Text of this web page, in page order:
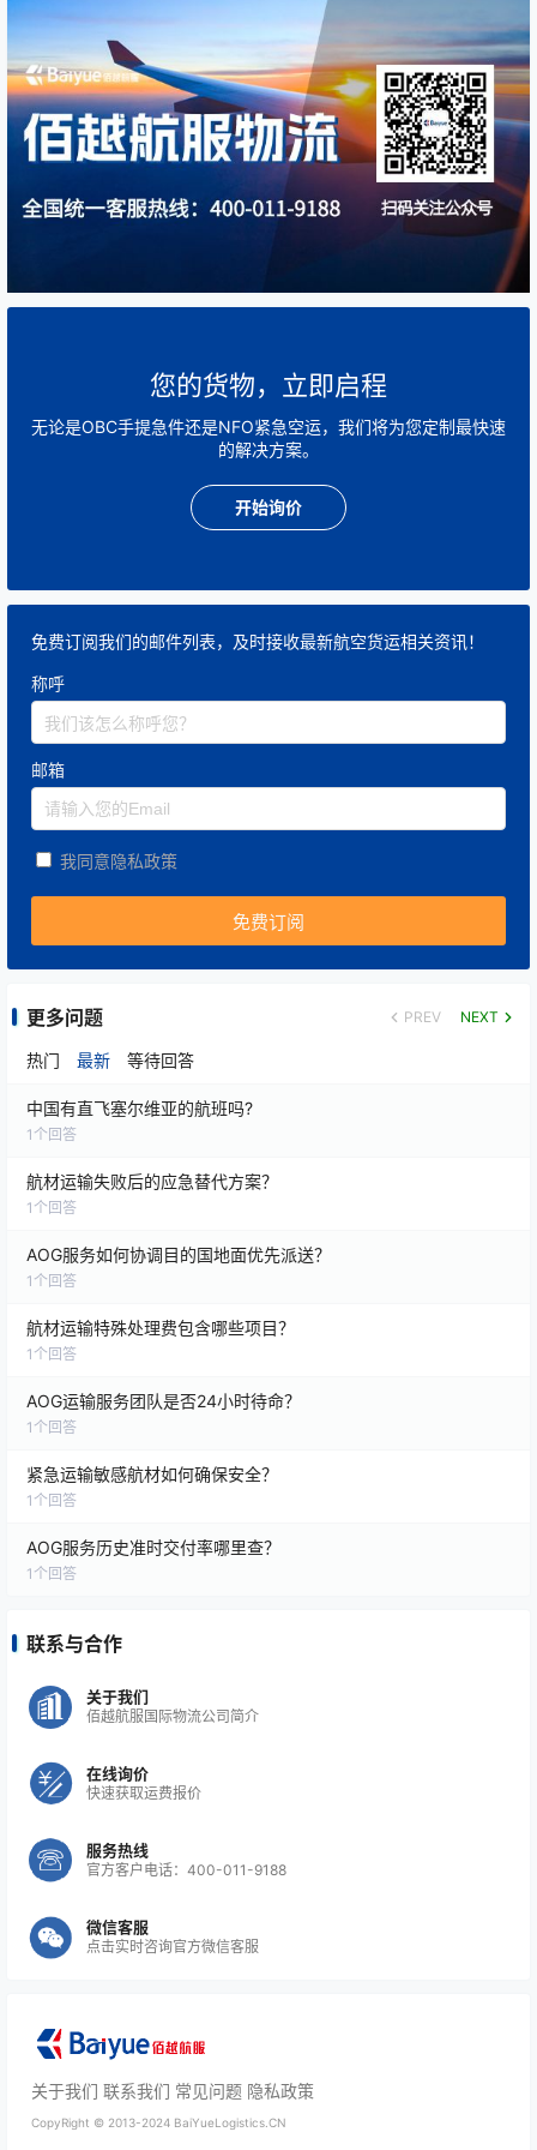
您的货物，立即启程
无论是OBC手提急件还是NFO紧急空运，我们将为您定制最快速
的解决方案。
开始询价
免费订阅我们的邮件列表，及时接收最新航空货运相关资讯！
称呼
邮箱
我同意隐私政策
更多问题 PREV NEXT
热门 最新 等待回答
中国有直飞塞尔维亚的航班吗?
1 个回答
航材运输失败后的应急替代方案？
1 个回答
AOG服务如何协调目的国地面优先派送？
1 个回答
航材运输特殊处理费包含哪些项目？
1 个回答
AOG运输服务团队是否24小时待命？
1 个回答
紧急运输敏感航材如何确保安全？
1 个回答
AOG服务历史准时交付率哪里查？
1 个回答
联系与合作
关于我们
佰越航服国际物流公司简介
在线询价
快速获取运费报价
服务热线
官方客户电话：400-011-9188
微信客服
点击实时咨询官方微信客服
关于我们 联系我们 常见问题 隐私政策
CopyRight © 2013-2024 BaiYueLogistics.CN